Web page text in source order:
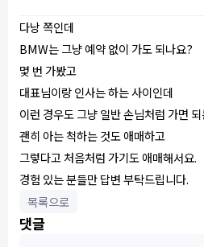
다낭 쪽인데
BMW는 그냥 예약 없이 가도 되나요?
몇 번 가봤고
대표님이랑 인사는 하는 사이인데
이런 경우도 그냥 일반 손님처럼 가면
괜히 아는 척하는 것도 애매하고
그렇다고 처음처럼 가기도 애매해서요.
경험 있는 분들만 답변 부탁드립니다.
목록으로
댓글